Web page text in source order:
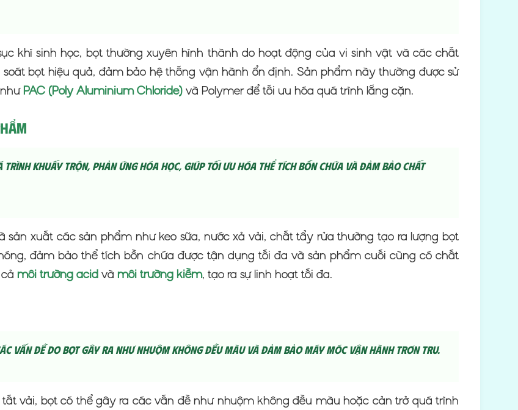
khí sinh học, bọt thường xuyên hình thành do hoạt động của vi sinh vật và các chất
bọt hiệu quả, đảm bảo hệ thống vận hành ổn định. Sản phẩm này thường được sử
PAC (Poly Aluminium Chloride) và Polymer để tối ưu hóa quá trình lắng cặn.
khuấy trộn, phản ứng hóa học, giúp tối ưu hóa thể tích bồn chứa và đảm bảo chất
xuất các sản phẩm như keo sữa, nước xả vải, chất tẩy rửa thường tạo ra lượng bọt
đảm bảo thể tích bồn chứa được tận dụng tối đa và sản phẩm cuối cùng có chất
môi trường acid và môi trường kiềm, tạo ra sự linh hoạt tối đa.
vấn đề do bọt gây ra như nhuộm không đều màu và đảm bảo máy móc vận hành trơn tru.
vải, bọt có thể gây ra các vấn đề như nhuộm không đều màu hoặc cản trở quá trình